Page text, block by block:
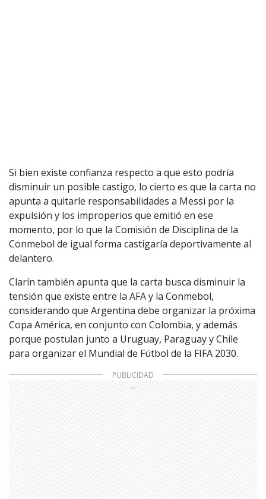
Si bien existe confianza respecto a que esto podría
disminuir un posible castigo, lo cierto es que la carta no
apunta a quitarle responsabilidades a Messi por la
expulsión y los improperios que emitió en ese
momento, por lo que la Comisión de Disciplina de la
Conmebol de igual forma castigaría deportivamente al
delantero.
Clarín también apunta que la carta busca disminuir la
tensión que existe entre la AFA y la Conmebol,
considerando que Argentina debe organizar la próxima
Copa América, en conjunto con Colombia, y además
porque postulan junto a Uruguay, Paraguay y Chile
para organizar el Mundial de Fútbol de la FIFA 2030.